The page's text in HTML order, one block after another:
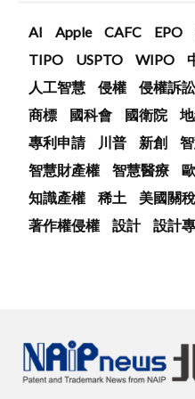
AI Apple CAFC EPO
TIPO
USPTO WIPO
人工智慧
侵權 侵權訴訟
商標
國科會 國衛院
專利申請
川普 新創
智慧財產權
智慧醫療
知識產權
稀土 美國關稅
著作權侵權
設計 設計